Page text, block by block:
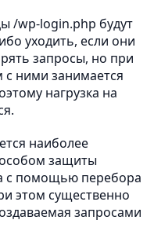
/wp-login.php будут
уходить, если они
запросы, но при
ними занимается
нагрузка на
наиболее
защиты
с помощью перебора
этом существенно
запросами